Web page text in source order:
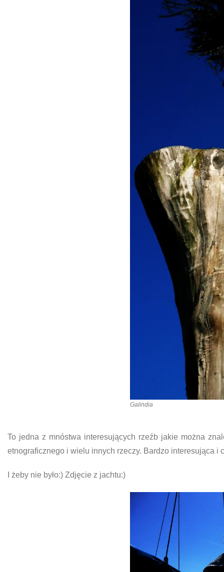
Galindia
To jedna z mnóstwa interesujących rzeźb jakie można
etnograficznego i wielu innych rzeczy. Bardzo interesująca i
I żeby nie było:) Zdjęcie z jachtu:)